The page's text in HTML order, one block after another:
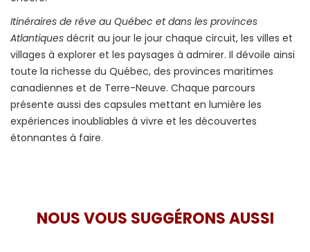
Itinéraires de rêve au Québec et dans les provinces
Atlantiques décrit au jour le jour chaque circuit, les villes et
villages à explorer et les paysages à admirer. Il dévoile ainsi
toute la richesse du Québec, des provinces maritimes
canadiennes et de Terre-Neuve. Chaque parcours
présente aussi des capsules mettant en lumière les
expériences inoubliables à vivre et les découvertes
étonnantes à faire.
NOUS VOUS SUGGÉRONS AUSSI